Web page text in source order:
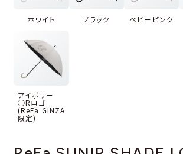
ホワイト ブラック ベビーピンク
アイボリー
◯Rロゴ
(ReFa GINZA
限定)